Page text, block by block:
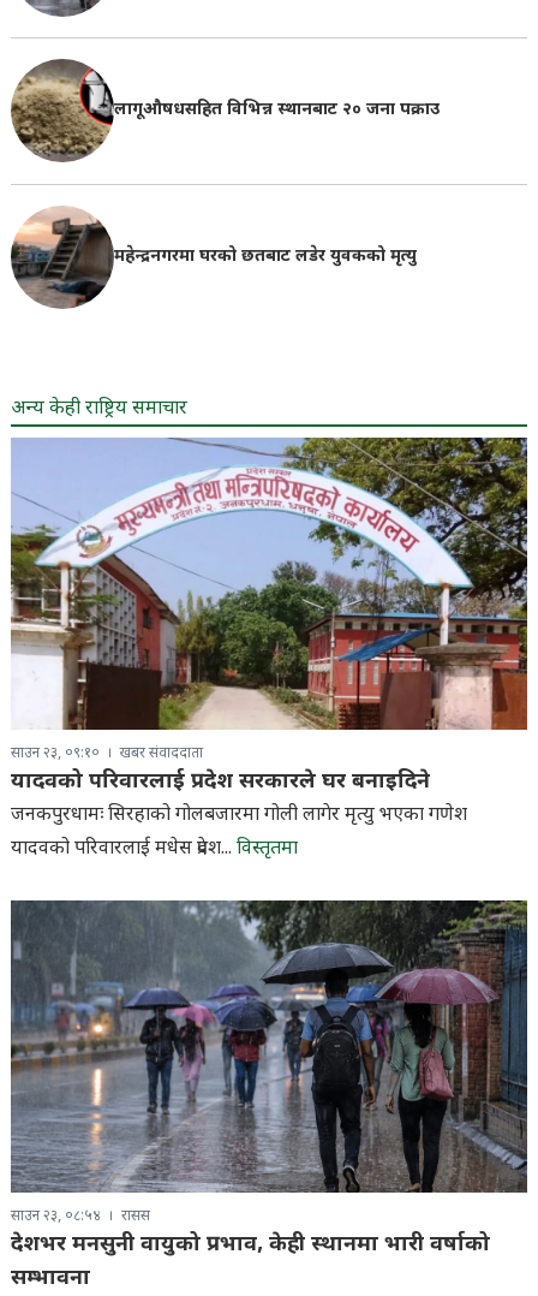
लागूऔषधसहित विभिन्न स्थानबाट २० जना पक्राउ
महेन्द्रनगरमा घरको छतबाट लडेर युवकको मृत्यु
अन्य केही राष्ट्रिय समाचार
साउन २३, ०९:१० खबर संवाददाता
यादवको परिवारलाई प्रदेश सरकारले घर बनाइदिने
जनकपुरधामः सिरहाको गोलबजारमा गोली लागेर मृत्यु भएका गणेश
यादवको परिवारलाई मधेस प्रदेश... विस्तृतमा
साउन २३, ०८:५४ रासस
देशभर मनसुनी वायुको प्रभाव, केही स्थानमा भारी वर्षाको
सम्भावना